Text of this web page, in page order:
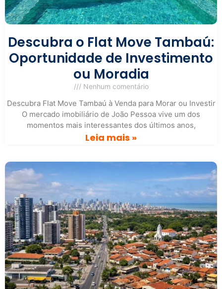
Descubra o Flat Move Tambaú:
Oportunidade de Investimento
ou Moradia
Nenhum comentário
Descubra Flat Move Tambaú à Venda para Morar ou Investir
O mercado imobiliário de João Pessoa vive um dos
momentos mais interessantes dos últimos anos,
Leia mais »